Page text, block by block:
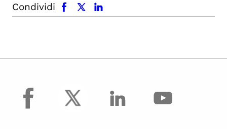
Condividi
facebook